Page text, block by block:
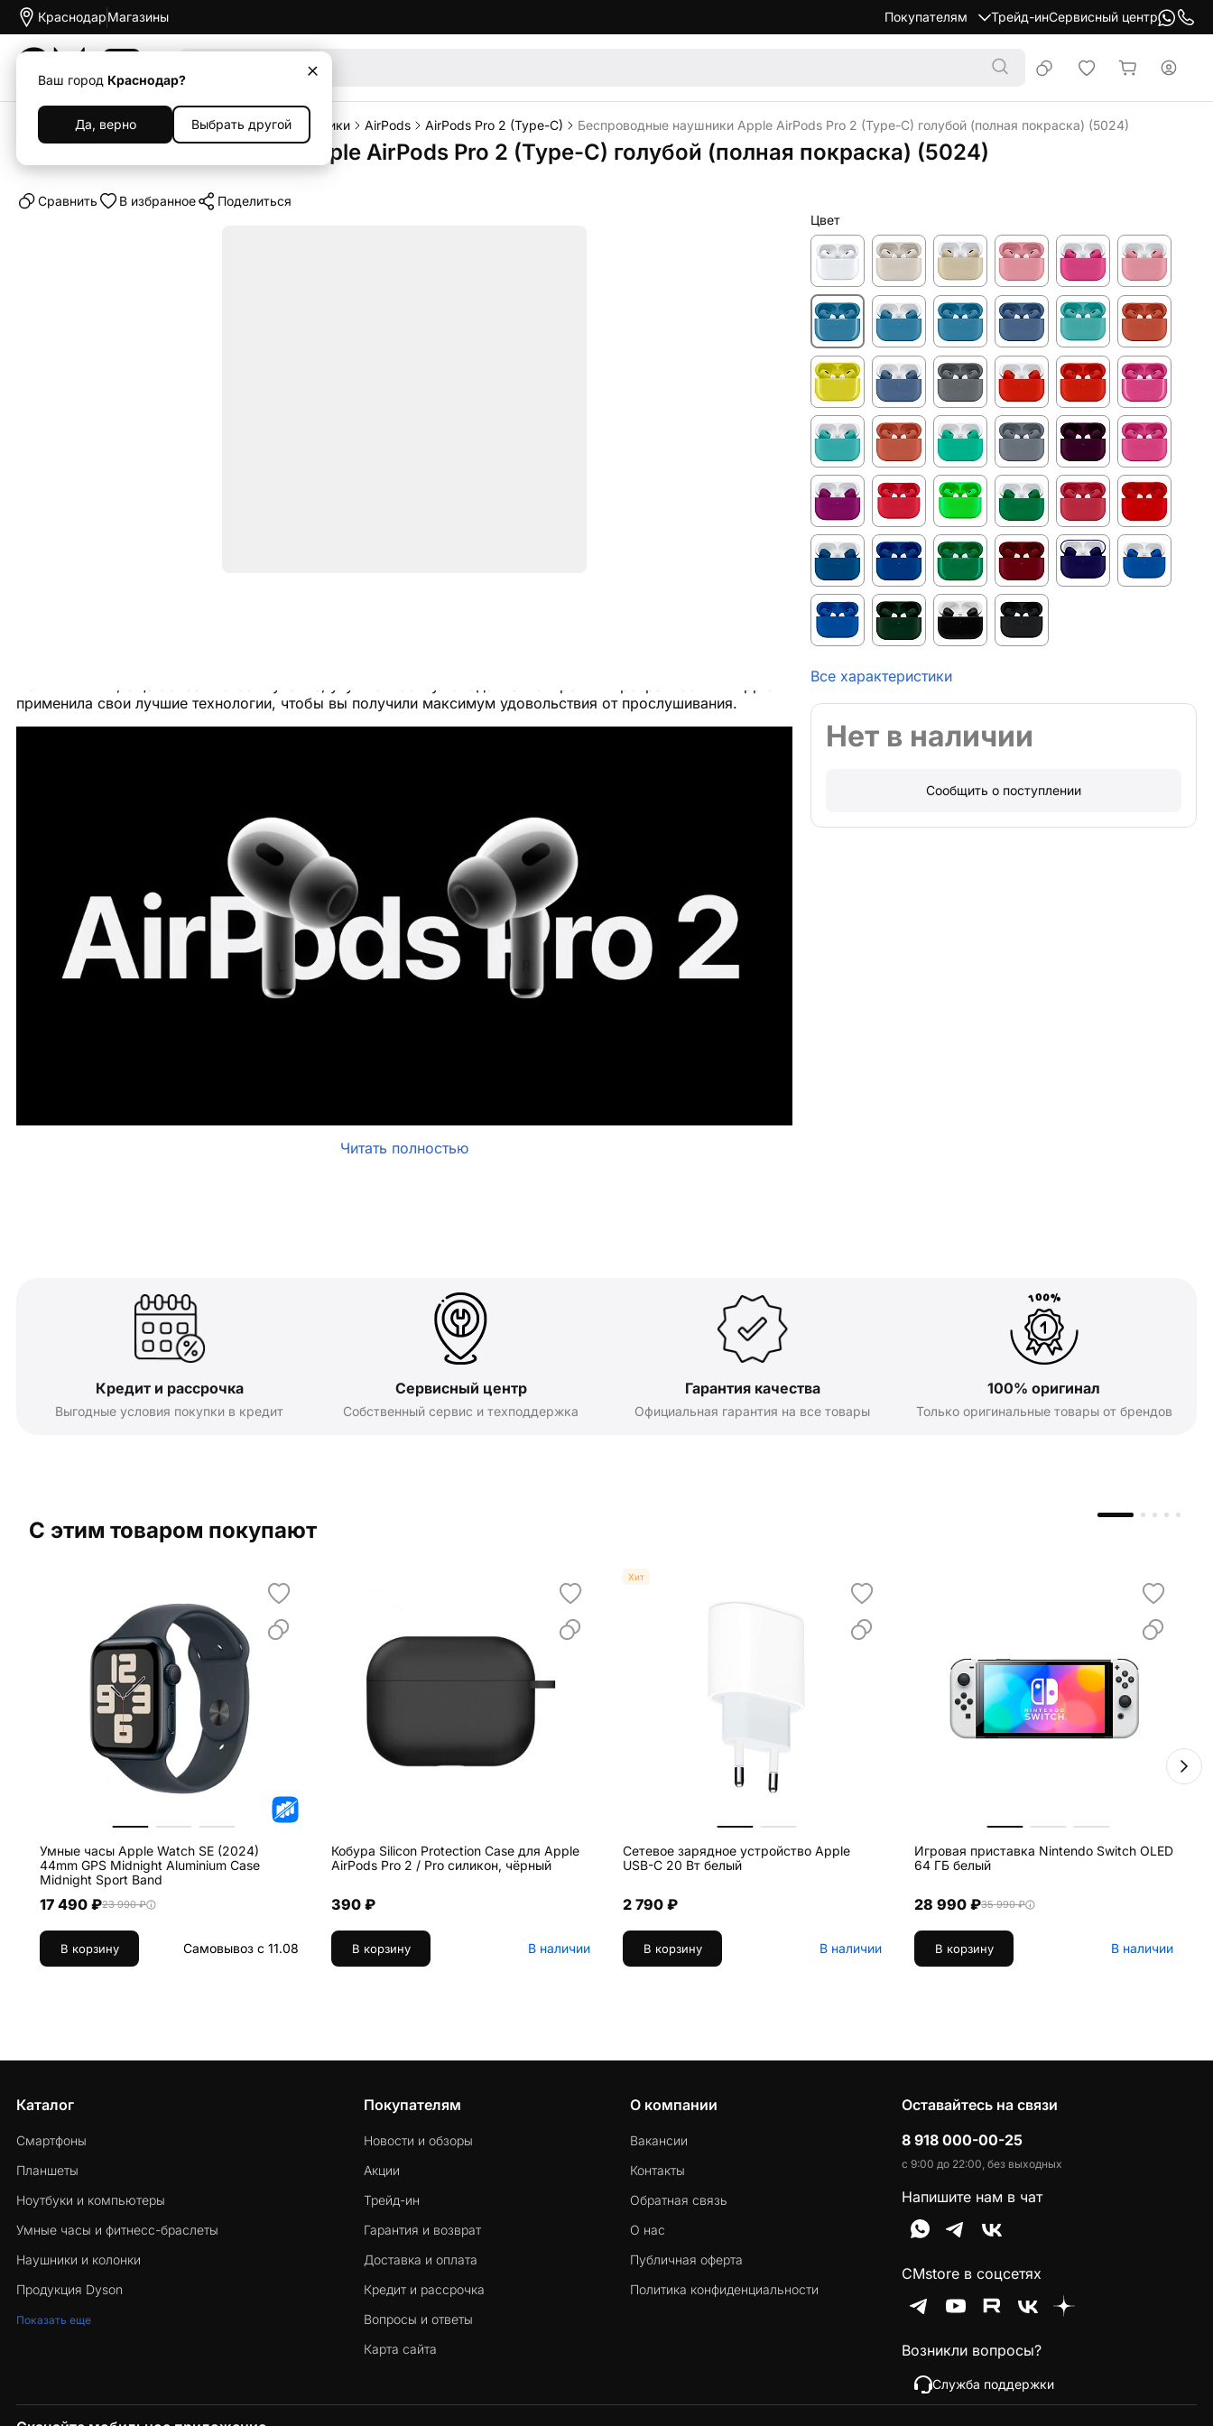
Краснодар
Ваш город Краснодар?
Да, верно Выбрать другой
Магазины Покупателям Трейд-инСервисный центр
Каталог Наушники и колонки Наушники AirPods AirPods Pro 2 (Type-C) Беспроводные наушники Apple AirPods Pro 2 (Type-C) голубой (полная покраска) (5024)
Беспроводные наушники Apple AirPods Pro 2 (Type-C) голубой (полная покраска) (5024)
Cравнить В избранное Поделиться
применила свои лучшие технологии, чтобы вы получили максимум удовольствия от прослушивания.
Читать полностью
Цвет
Все характеристики
Нет в наличии
Сообщить о поступлении
Кредит и рассрочка
Выгодные условия покупки в кредит
Сервисный центр
Собственный сервис и техподдержка
Гарантия качества
Официальная гарантия на все товары
100% оригинал
Только оригинальные товары от брендов
С этим товаром покупают
Умные часы Apple Watch SE (2024)
44mm GPS Midnight Aluminium Case
Midnight Sport Band
17 490 ₽23 990 ₽
В корзину Самовывоз с 11.08
Кобура Silicon Protection Case для Apple
AirPods Pro 2 / Pro силикон, чёрный
390 ₽
В корзину В наличии
Хит
Сетевое зарядное устройство Apple
USB-C 20 Вт белый
2 790 ₽
В корзину В наличии
Игровая приставка Nintendo Switch OLED
64 ГБ белый
28 990 ₽35 990 ₽
В корзину В наличии
Каталог
Смартфоны
Планшеты
Ноутбуки и компьютеры
Умные часы и фитнесс-браслеты
Наушники и колонки
Продукция Dyson
Показать еще
Покупателям
Новости и обзоры
Акции
Трейд-ин
Гарантия и возврат
Доставка и оплата
Кредит и рассрочка
Вопросы и ответы
Карта сайта
О компании
Вакансии
Контакты
Обратная связь
О нас
Публичная оферта
Политика конфиденциальности
Оставайтесь на связи
8 918 000-00-25
с 9:00 до 22:00, без выходных
Напишите нам в чат
CMstore в соцсетях
Возникли вопросы?
Служба поддержки